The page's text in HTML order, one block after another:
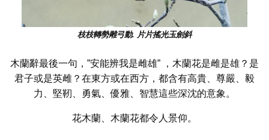
枝枝轉勢雕弓動. 片片搖光玉劍斜
木蘭辭最後一句，”安能辨我是雌雄” ，木蘭花是雌是雄？是
君子或是英雌？在東方或在西方，都含有高貴、尊嚴、毅
力、堅靭、勇氣、優雅、智慧這些深沈的意象。
花木蘭、木蘭花都令人景仰。